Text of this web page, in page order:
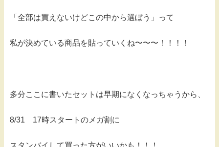
「全部は買えないけどこの中から選ぼう」って
私が決めている商品を貼っていくね〜〜〜！！！！
多分ここに書いたセットは早期になくなっちゃうから、
8/31 17時スタートのメガ割に
スタンバイして買った方がいいかも！！！